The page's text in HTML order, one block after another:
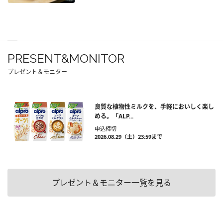
PRESENT&MONITOR
プレゼント＆モニター
良質な植物性ミルクを、手軽においしく楽し
める。「ALP...
申込締切
2026.08.29（土）23:59まで
プレゼント＆モニター一覧を見る